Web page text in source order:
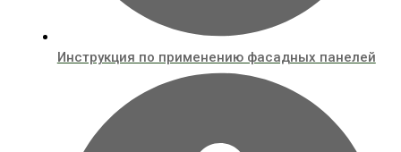
Инструкция по применению фасадных панелей